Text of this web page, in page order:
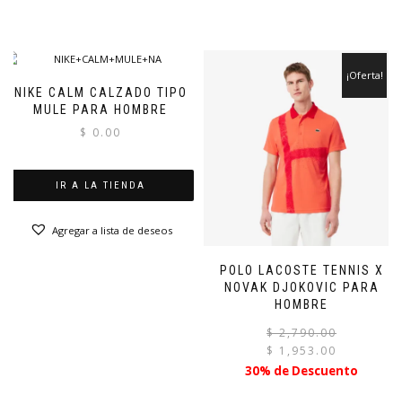
NIKE CALM CALZADO TIPO
MULE PARA HOMBRE
$ 0.00
IR A LA TIENDA
Agregar a lista de deseos
POLO LACOSTE TENNIS X
NOVAK DJOKOVIC PARA
HOMBRE
¡Oferta!
$2,790.00
$ 1,953.00
30% de Descuento